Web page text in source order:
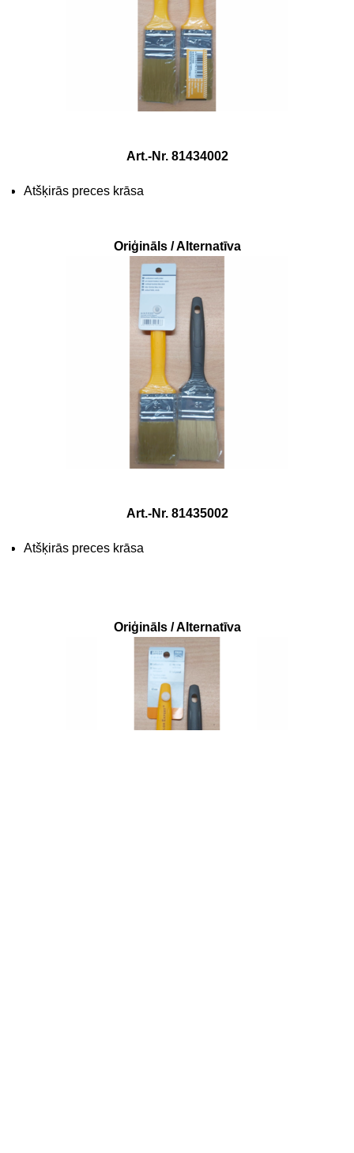
Art.-Nr. 81434002
Atšķirās preces krāsa
Oriģināls / Alternatīva
Art.-Nr. 81435002
Atšķirās preces krāsa
Oriģināls / Alternatīva